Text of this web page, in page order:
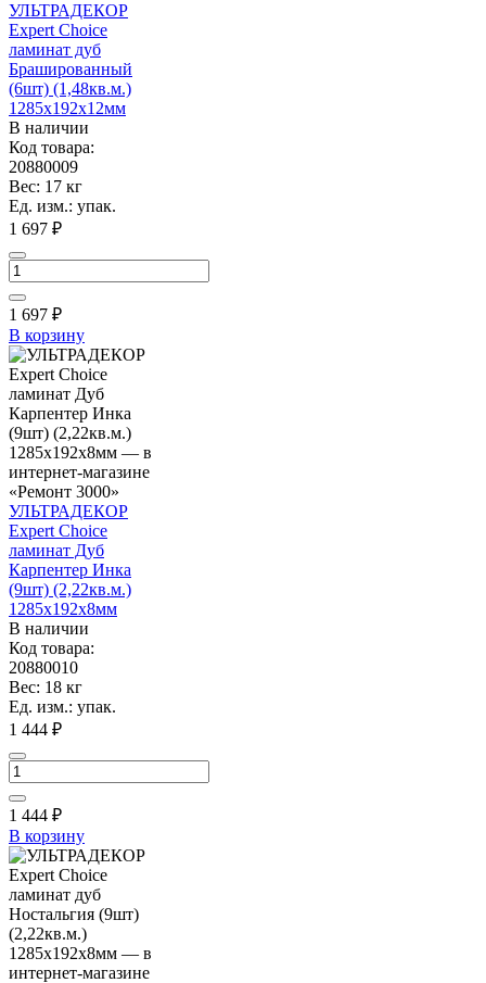
УЛЬТРАДЕКОР
Expert Choice
ламинат дуб
Брашированный
(6шт) (1,48кв.м.)
1285х192х12мм
В наличии
Код товара:
20880009
Вес: 17 кг
Ед. изм.: упак.
1 697 ₽
1 697 ₽
В корзину
УЛЬТРАДЕКОР
Expert Choice
ламинат Дуб
Карпентер Инка
(9шт) (2,22кв.м.)
1285х192х8мм
В наличии
Код товара:
20880010
Вес: 18 кг
Ед. изм.: упак.
1 444 ₽
1 444 ₽
В корзину